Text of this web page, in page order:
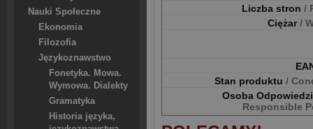
Nauki Społeczne
Ekonomia
Filozofia
Językoznawstwo
Fonetyka. Mowa.
Wymowa. Dialekty
Gramatyka
Historia języka,
Liczba stron /
Ciężar/
Stan produktu /
Osoba
Responsible